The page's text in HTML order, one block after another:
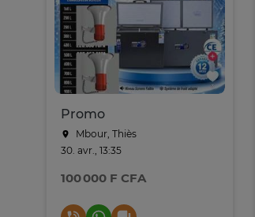
Promo
Mbour, Thiès
30. avr., 13:35
100 000 F CFA